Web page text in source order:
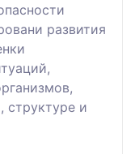
развития
структуре и